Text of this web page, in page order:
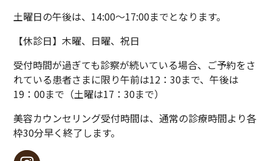
土曜日の午後は、14:00〜17:00までとなります。
【休診日】木曜、日曜、祝日
受付時間が過ぎても診察が続いている場合、ご予約をさ
れている患者さまに限り午前は12：30まで、午後は
19：00まで（土曜は17：30まで）
美容カウンセリング受付時間は、通常の診療時間より各
枠30分早く終了します。